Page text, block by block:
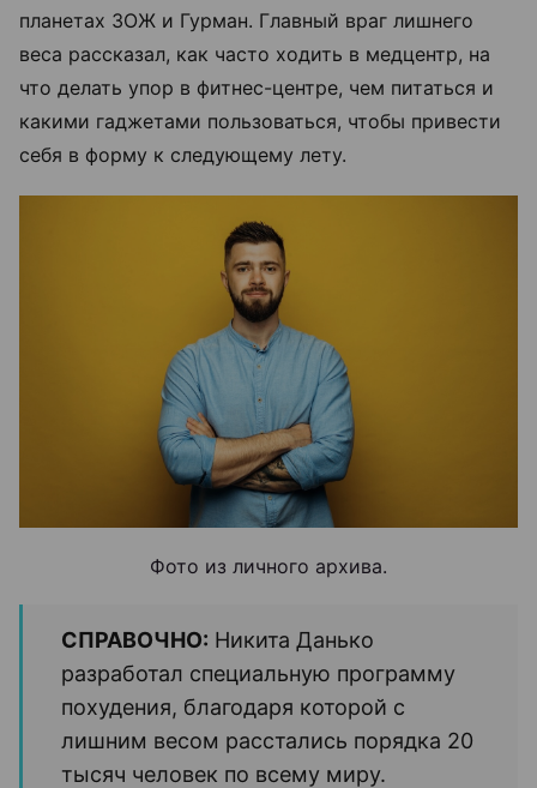
планетах ЗОЖ и Гурман. Главный враг лишнего
веса рассказал, как часто ходить в медцентр, на
что делать упор в фитнес-центре, чем питаться и
какими гаджетами пользоваться, чтобы привести
себя в форму к следующему лету.
Фото из личного архива.
СПРАВОЧНО: Никита Данько
разработал специальную программу
похудения, благодаря которой с
лишним весом расстались порядка 20
тысяч человек по всему миру.